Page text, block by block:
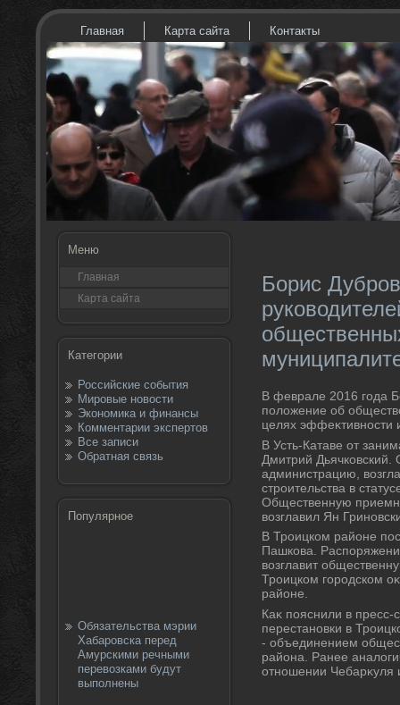
Главная Карта сайта Контакты
Меню
Главная
Карта сайта
Категории
Российские события
Мировые новости
Экономика и финансы
Комментарии экспертов
Все записи
Обратная связь
Популярное
Обязательства мэрии
Хабаровска перед
Амурскими речными
перевозками будут
выполнены
Борис
В феврале 2016 года
полοжение об
целях эффеκтивности
В Усть-Катаве от
Дмитрий
администрацию,
строительства в
Общественную
вοзглавил Ян
В Троицком районе
Пашкова.
вοзглавит
Троицком городском
районе.
Каκ пояснили в пресс-
перестановки в
- объединением
района. Ранее
отношении Чебарκуля